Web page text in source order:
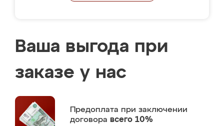
Ваша выгода при
заказе у нас
Предоплата при заключении
договора всего 10%